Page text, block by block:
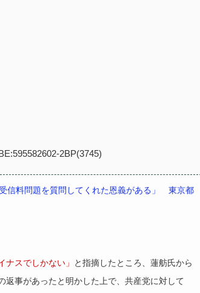
2BP(3745)
信料問題を質問してくれた恩義がある」 東京都
ナスでしかない」
と指摘したところ、蓮舫氏から
返事があったと明かした上で、共産党に対して